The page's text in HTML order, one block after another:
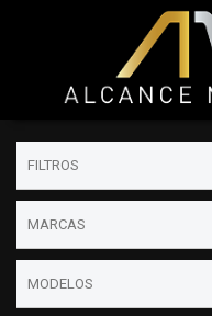
FILTROS
MARCAS
MODELOS